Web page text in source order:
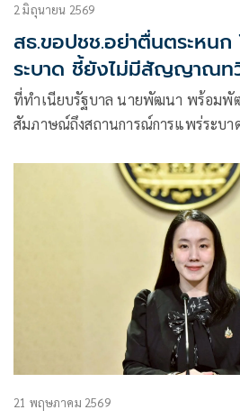
2 มิถุนายน 2569
สธ.ขอปชช.อย่าตื่นตระหน
ระบาด ชี้ยังไม่มีสัญญาณท
ที่ทําเนียบรัฐบาล นายพัฒนา พร้อมพั
สัมภาษณ์ถึงสถานการณ์การแพร่ระบาด
21 พฤษภาคม 2569